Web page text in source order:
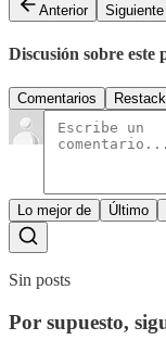
Anterior
Siguiente
Discusión sobre este
Comentarios
Lo mejor de Último
Sin posts
Por supuesto,